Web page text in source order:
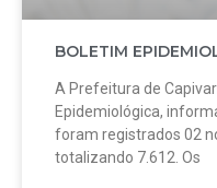
BOLETIM
A Prefeitura de
Epidemiológica,
foram registrados 02
totalizando 7.612. Os